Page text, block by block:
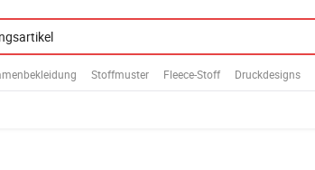
Stoffmuster Fleece-Stoff Druckdesigns